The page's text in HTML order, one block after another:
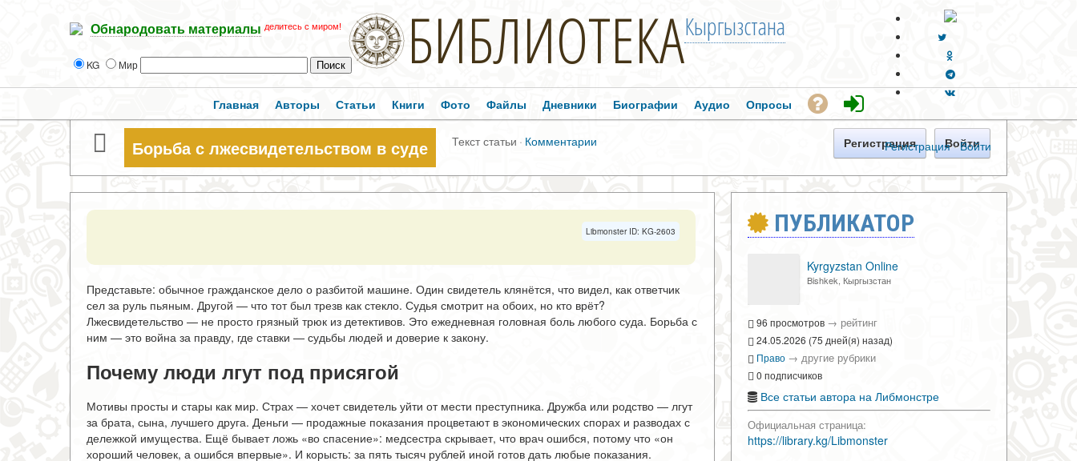
Обнародовать материалы делитесь с миром!
KG Мир БИБЛИОТЕКАКыргызстана
Регистрация · Войти
Главная Авторы Статьи Книги Фото Файлы Дневники Биографии Аудио Опросы
Борьба с лжесвидетельством в суде Текст статьи · Комментарии Регистрация Войти
Libmonster ID: KG-2603
Представьте: обычное гражданское дело о разбитой машине. Один свидетель клянётся, что видел, как ответчик
сел за руль пьяным. Другой — что тот был трезв как стекло. Судья смотрит на обоих, но кто врёт?
Лжесвидетельство — не просто грязный трюк из детективов. Это ежедневная головная боль любого суда. Борьба с
ним — это война за правду, где ставки — судьбы людей и доверие к закону.
Почему люди лгут под присягой
Мотивы просты и стары как мир. Страх — хочет свидетель уйти от мести преступника. Дружба или родство — лгут
за брата, сына, лучшего друга. Деньги — продажные показания процветают в экономических спорах и разводах с
дележкой имущества. Ещё бывает ложь «во спасение»: медсестра скрывает, что врач ошибся, потому что «он
хороший человек, а ошибся впервые». И корысть: за пять тысяч рублей иной готов дать любые показания.
ПУБЛИКАТОР
Kyrgyzstan Online
Bishkek, Кыргызстан
96 просмотров → рейтинг
24.05.2026 (75 дней(я) назад)
Право → другие рубрики
0 подписчиков
Все статьи автора на Либмонстре
Официальная страница:
https://library.kg/Libmonster